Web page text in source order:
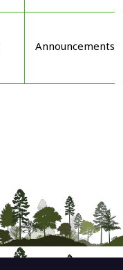
Announcements